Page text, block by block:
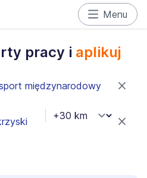
Menu
pracy i aplikuj